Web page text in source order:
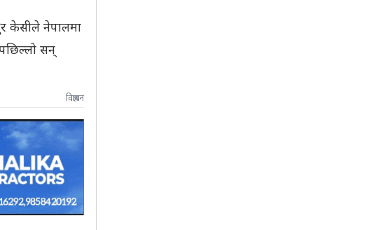
केसीले नेपालमा
सन्
विज्ञापन